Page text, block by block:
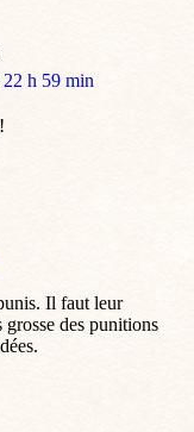
22 h 59 min
Il faut leur
grosse des punitions